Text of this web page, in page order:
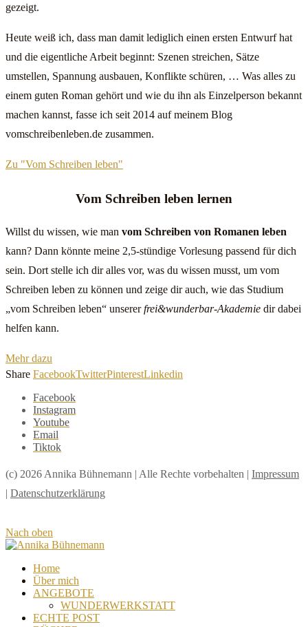
gezeigt.
Heute weiß ich, dass man damit lediglich einen ersten Entwurf hat
und die eigentliche Arbeit beginnt: Szenen streichen, Sätze
umstellen, Spannung ausbauen, Konflikte schüren, … Was alles zu
einem guten Roman gehört und wie du ihn als Einzelperson bekannt
machen kannst, fasse ich seit 2014 auf meinem Blog
vomschreibenleben.de zusammen.
Zu "Vom Schreiben leben"
Vom Schreiben leben lernen
Willst du wissen, wie man vom Schreiben von Romanen leben
kann? Dann könnte meine 2,5-stündige Vorlesung passend für dich
sein. Dort stelle ich dir alles vor, was du wissen musst, um vom
Schreiben leben zu können und zeige dir auch, wie das Studium
„vom Schreiben leben“ unsererfrei&wunderbar-Akademie dir dabei
helfen kann.
Mehr dazu
Share FacebookTwitterPinterestLinkedin
Facebook
Instagram
Youtube
Email
Tiktok
(c) 2026 Annika Bühnemann | Alle Rechte vorbehalten | Impressum
| Datenschutzerklärung
Nach oben
Home
Über mich
ANGEBOTE
WUNDERWERKSTATT
ECHTE POST